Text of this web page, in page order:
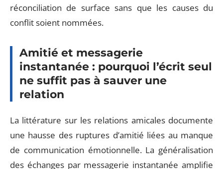
réconciliation de surface sans que les causes du
conflit soient nommées.
Amitié et messagerie
instantanée : pourquoi l’écrit seul
ne suffit pas à sauver une
relation
La littérature sur les relations amicales documente
une hausse des ruptures d’amitié liées au manque
de communication émotionnelle. La généralisation
des échanges par messagerie instantanée amplifie